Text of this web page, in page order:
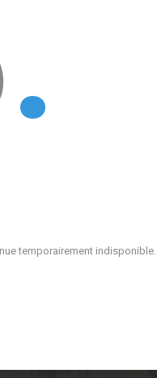
.
temporairement indisponible.